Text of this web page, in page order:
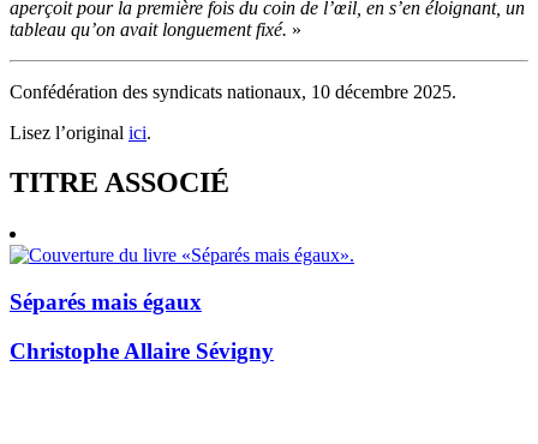
aperçoit pour la première fois du coin de l’œil, en s’en éloignant, un
tableau qu’on avait longuement fixé. »
Confédération des syndicats nationaux, 10 décembre 2025.
Lisez l’original ici.
TITRE ASSOCIÉ
Séparés mais égaux
Christophe Allaire Sévigny